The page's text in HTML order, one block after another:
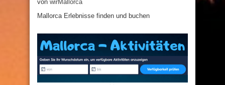
von wirMallorca
Mallorca Erlebnisse finden und buchen